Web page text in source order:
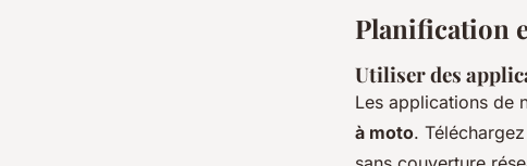
Planification
Utiliser des
Les applications de
à moto.